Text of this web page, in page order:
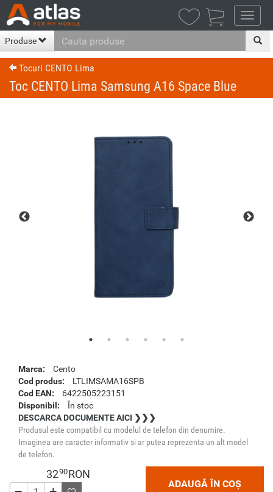
Produse
Tocuri CENTO Lima
Toc CENTO Lima Samsung A16 Space Blue
Marca:
Cento
Cod produs:
LTLIMSAMA16SPB
Cod EAN:
6422505223151
Disponibil:
În stoc
DESCARCA DOCUMENTE AICI ❯❯❯
Produsul este compatibil cu modelul de telefon din denumire.
Imaginea are caracter informativ si ar putea reprezenta un alt model
de telefon.
3290RON
ADAUGĂ ÎN COȘ